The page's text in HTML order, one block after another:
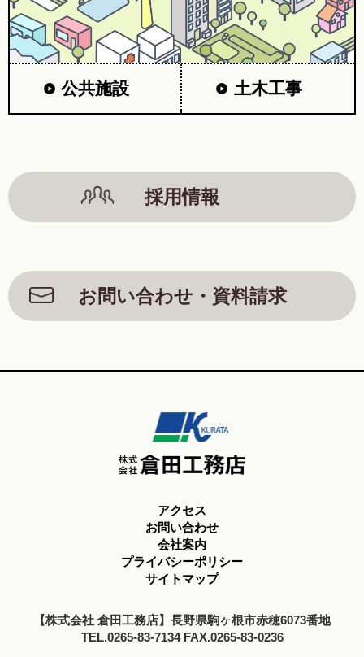
公共施設 土木工事
採用情報
お問い合わせ・資料請求
アクセス
お問い合わせ
会社案内
プライバシーポリシー
サイトマップ
【株式会社 倉田工務店】長野県駒ヶ根市赤穂6073番地
TEL.0265-83-7134 FAX.0265-83-0236